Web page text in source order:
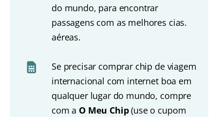
do mundo, para encontrar
passagens com as melhores cias.
aéreas.
Se precisar comprar chip de viagem
internacional com internet boa em
qualquer lugar do mundo, compre
com a O Meu Chip(use o cupom